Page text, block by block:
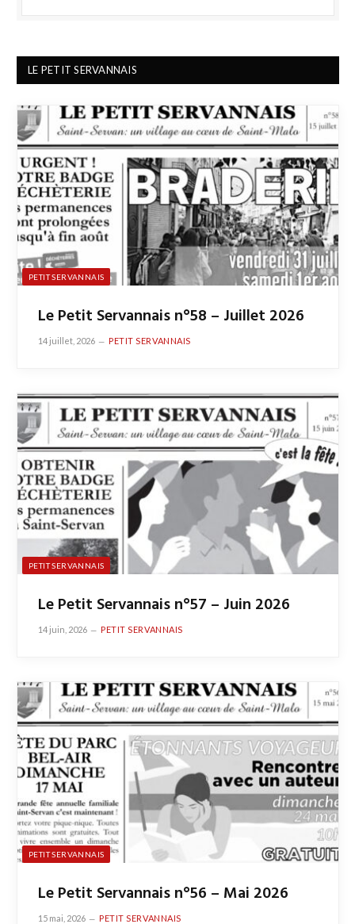
LE PETIT SERVANNAIS
PETIT SERVANNAIS
Le Petit Servannais n°58 – Juillet 2026
14 juillet, 2026 PETIT SERVANNAIS
PETIT SERVANNAIS
Le Petit Servannais n°57 – Juin 2026
14 juin, 2026 PETIT SERVANNAIS
PETIT SERVANNAIS
Le Petit Servannais n°56 – Mai 2026
15 mai, 2026 PETIT SERVANNAIS